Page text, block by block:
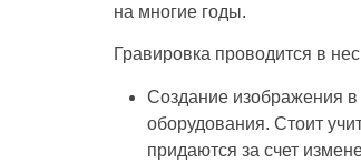
на многие годы.
Гравировка проводится в
Создание изображения в
оборудования. Стоит
придаются за счет